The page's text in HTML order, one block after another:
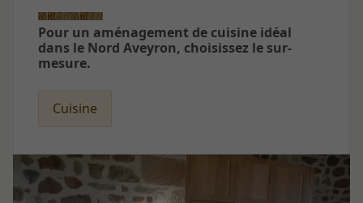
Pour un aménagement de cuisine idéal
dans le Nord Aveyron, choisissez le sur-
mesure.
Cuisine